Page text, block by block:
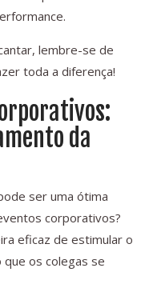
lembre-se de
toda a diferença!
da
ser uma ótima
corporativos?
eficaz de estimular o
os colegas se